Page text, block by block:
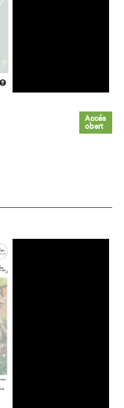
Accés
obert